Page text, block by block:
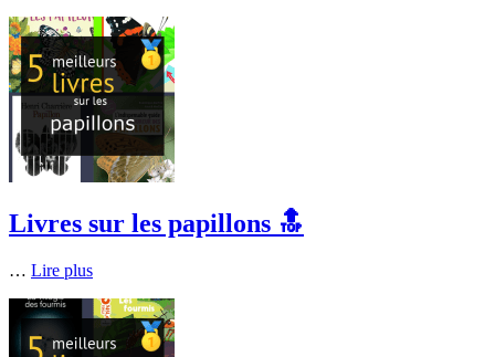
Livres sur les papillons 🔝
… Lire plus